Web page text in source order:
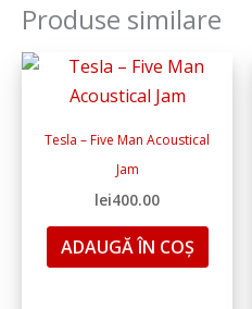
Produse similare
Tesla – Five Man Acoustical
Jam
lei400.00
ADAUGĂ ÎN COȘ